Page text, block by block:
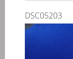
DSC05203